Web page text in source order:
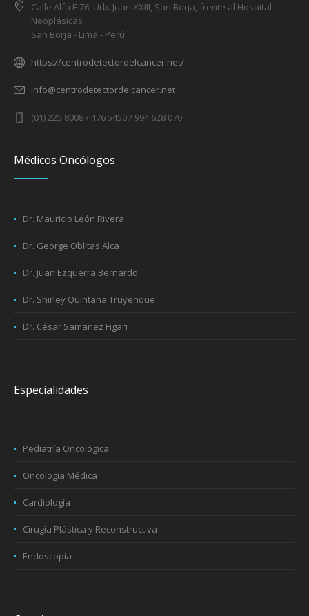
Calle Alfa F-76, Urb. Juan XXIII, San Borja, frente al Hospital
Neoplásicas
San Borja - Lima - Perú
https://centrodetectordelcancer.net/
info@centrodetectordelcancer.net
(01) 225 8008 / 476 5450 / 994 628 070
Médicos Oncólogos
Dr. Mauricio León Rivera
Dr. George Oblitas Alca
Dr. Juan Ezquerra Bernardo
Dr. Shirley Quintana Truyenque
Dr. César Samanez Figari
Especialidades
Pediatría Oncológica
Oncología Médica
Cardiología
Cirugía Plástica y Reconstructiva
Endoscopía